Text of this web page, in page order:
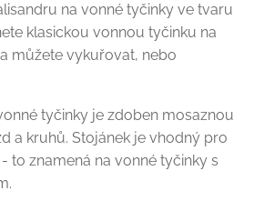
na vonné tyčinky ve tvaru
klasickou vonnou tyčinku na
můžete vykuřovat, nebo
tyčinky je zdoben mosaznou
a kruhů. Stojánek je vhodný pro
to znamená na vonné tyčinky s